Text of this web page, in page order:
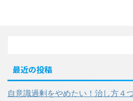
最近の投稿
自意識過剰をやめたい！治し方４